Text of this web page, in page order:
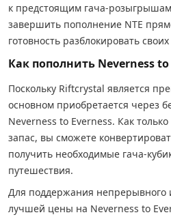
к предстоящим гача-
завершить пополнение NTE
готовность разблокировать
Как пополнить Neverness to
Поскольку Riftcrystal является
основном приобретается через
Neverness to Everness. Как
запас, вы сможете
получить необходимые гача-
путешествия.
Для поддержания непрерывного
лучшей цены на Neverness to